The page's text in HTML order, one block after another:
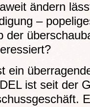
ändern
–
der
ein
ist seit der